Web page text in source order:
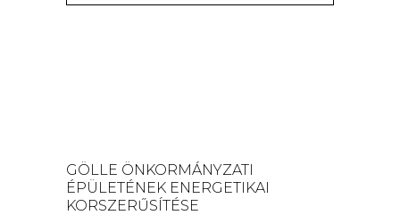
GÖLLE ÖNKORMÁNYZATI
ÉPÜLETÉNEK ENERGETIKAI
KORSZERŰSÍTÉSE